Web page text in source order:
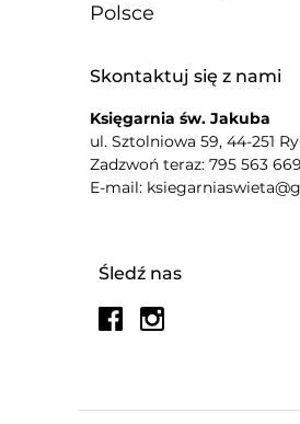
Polsce
Śledź nas
Skontaktuj się z nami
Księgarnia św. Jakuba
ul. Sztolniowa 59, 44-251
Zadzwoń teraz: 795 563 669
E-mail: